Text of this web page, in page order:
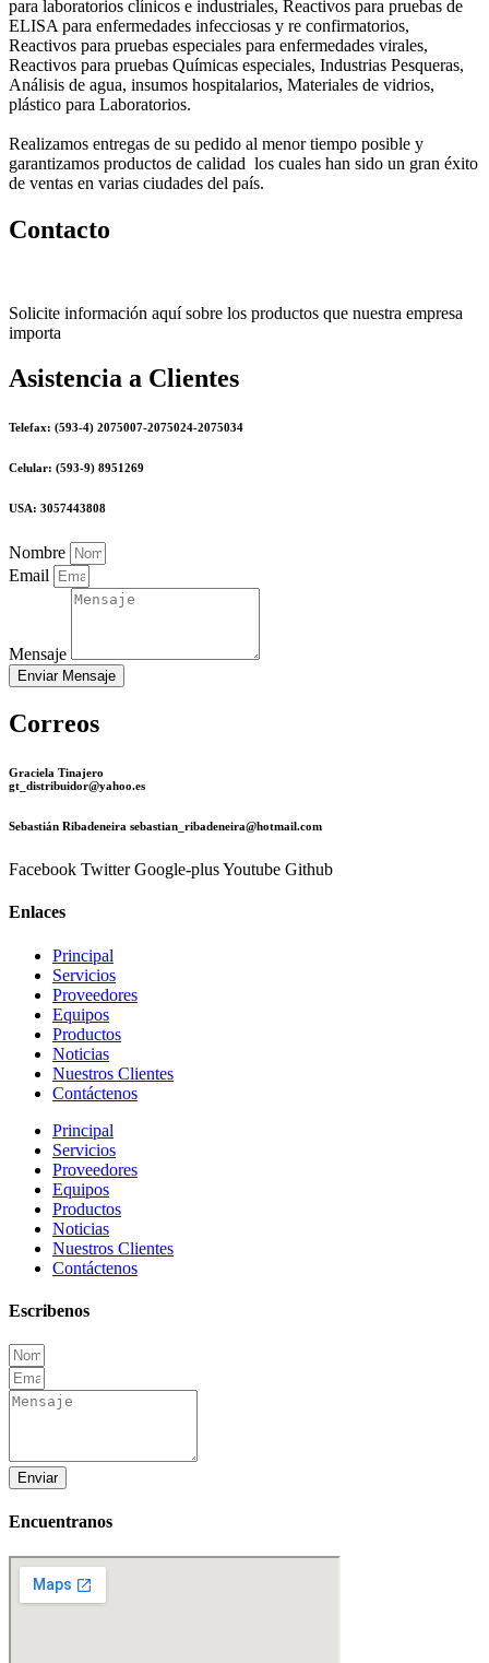
para laboratorios clínicos e industriales, Reactivos para pruebas de
ELISA para enfermedades infecciosas y re confirmatorios,
Reactivos para pruebas especiales para enfermedades virales,
Reactivos para pruebas Químicas especiales, Industrias Pesqueras,
Análisis de agua, insumos hospitalarios, Materiales de vidrios,
plástico para Laboratorios.
Realizamos entregas de su pedido al menor tiempo posible y
garantizamos productos de calidad los cuales han sido un gran éxito
de ventas en varias ciudades del país.
Contacto
Solicite información aquí sobre los productos que nuestra empresa
importa
Asistencia a Clientes
Telefax: (593-4) 2075007-2075024-2075034
Celular: (593-9) 8951269
USA: 3057443808
Nombre
Email
Mensaje
Enviar Mensaje
Correos
Graciela Tinajero
gt_distribuidor@yahoo.es
Sebastián Ribadeneira sebastian_ribadeneira@hotmail.com
Facebook Twitter Google-plusYoutube Github
Enlaces
Principal
Servicios
Proveedores
Equipos
Productos
Noticias
Nuestros Clientes
Contáctenos
Principal
Servicios
Proveedores
Equipos
Productos
Noticias
Nuestros Clientes
Contáctenos
Escribenos
Enviar
Encuentranos